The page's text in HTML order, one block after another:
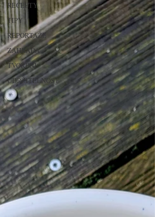
RECEPTY
TIPY
REPORTÁŽE
ZAHRADA
TVOŘENÍ
UDRŽITELNOST